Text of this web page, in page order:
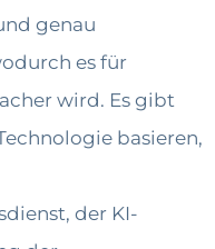
genau
es für
wird. Es gibt
basieren,
der KI-